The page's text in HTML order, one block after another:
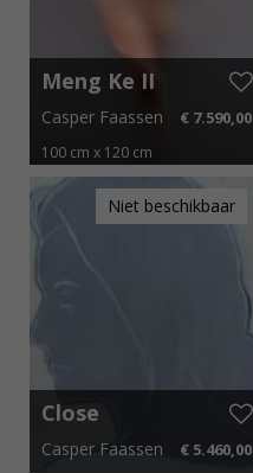
Meng Ke II
Casper Faassen € 7.590,00
100 cm x 120 cm
€ 113,85 p.m.
Niet beschikbaar
Close
Casper Faassen € 5.460,00